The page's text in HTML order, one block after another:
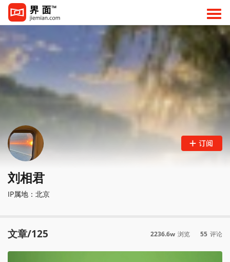
刘相君
IP属地：北京
文章/125 2236.6w 浏览 55 评论